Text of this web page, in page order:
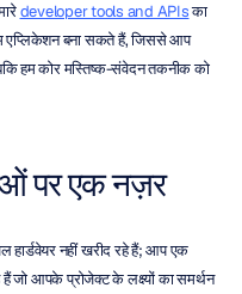
developer tools and APIs का
एप्लिकेशन बना सकते हैं, जिससे आप
हम कोर मस्तिष्क-संवेदन तकनीक को
पर एक नज़र
हार्डवेयर नहीं खरीद रहे हैं; आप एक
हैं जो आपके प्रोजेक्ट के लक्ष्यों का समर्थन